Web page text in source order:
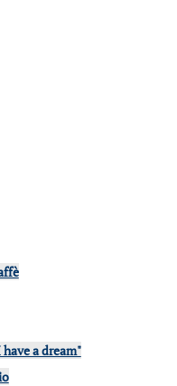
a dream"